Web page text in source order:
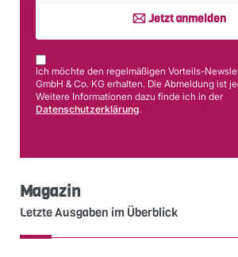
Jetzt anmelden
Ich möchte den regelmäßigen Vorteils-
GmbH & Co. KG erhalten. Die Abmeldung ist
Weitere Informationen dazu finde ich in der
Datenschutzerklärung.
Magazin
Letzte Ausgaben im Überblick